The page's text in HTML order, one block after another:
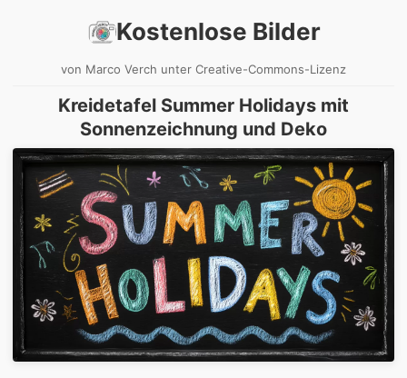
Kostenlose Bilder
von Marco Verch unter Creative-Commons-Lizenz
Kreidetafel Summer Holidays mit
Sonnenzeichnung und Deko